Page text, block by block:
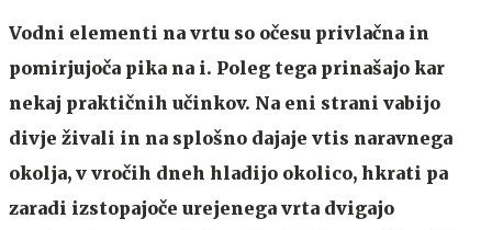
Vodni elementi na vrtu so očesu privlačna in
pomirjujoča pika na i. Poleg tega prinašajo kar
nekaj praktičnih učinkov. Na eni strani vabijo
divje živali in na splošno dajaje vtis naravnega
okolja, v vročih dneh hladijo okolico, hkrati pa
zaradi izstopajoče urejenega vrta dvigajo